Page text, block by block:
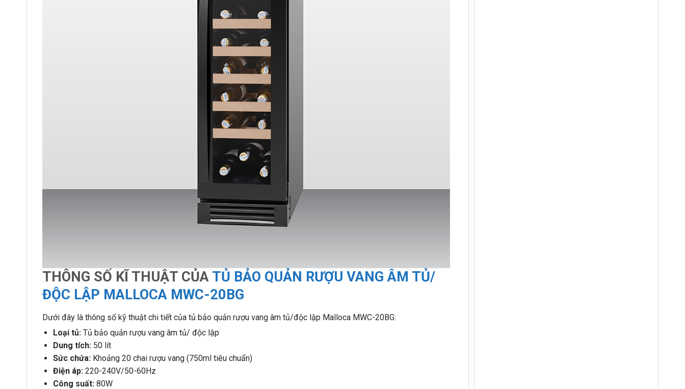
THÔNG SỐ KĨ THUẬT CỦA TỦ BẢO QUẢN RƯỢU VANG ÂM TỦ/
ĐỘC LẬP MALLOCA MWC-20BG
Dưới đây là thông số kỹ thuật chi tiết của tủ bảo quản rượu vang âm tủ/độc lập Malloca MWC-20BG:
Loại tủ:Tủ bảo quản rượu vang âm tủ/ độc lập
Dung tích:50 lít
Sức chứa:Khoảng 20 chai rượu vang (750ml tiêu chuẩn)
Điện áp:220-240V/50-60Hz
Công suất:80W